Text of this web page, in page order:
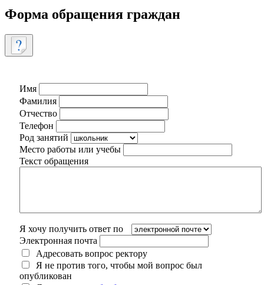
Форма обращения граждан
Имя
Фамилия
Отчество
Телефон
Род занятий
Место работы или учебы
Текст обращения
Я хочу получить ответ по
Электронная почта
Адресовать вопрос ректору
Я не против того, чтобы мой вопрос был
опубликован